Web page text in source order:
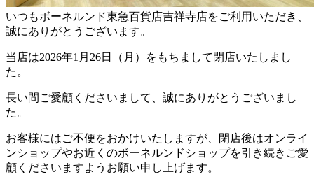
いつもボーネルンド東急百貨店吉祥寺店をご利用いただき、
誠にありがとうございます。
当店は2026年1月26日（月）をもちまして閉店いたしまし
た。
長い間ご愛顧くださいまして、誠にありがとうございまし
た。
お客様にはご不便をおかけいたしますが、閉店後はオンライ
ンショップやお近くのボーネルンドショップを引き続きご愛
顧くださいますようお願い申し上げます。